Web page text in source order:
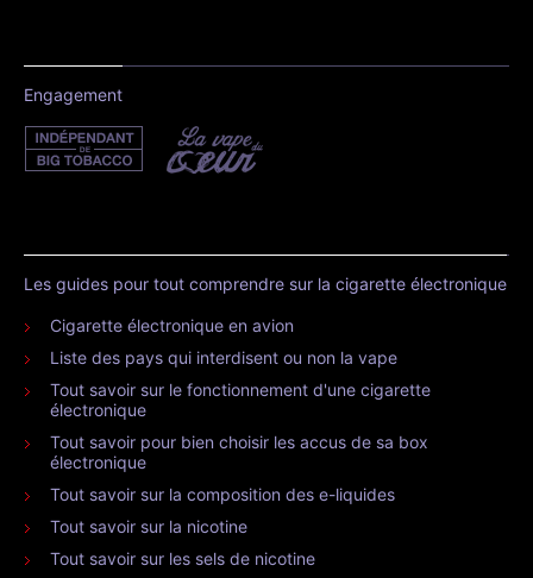
Engagement
Les guides pour tout comprendre sur la cigarette électronique
Cigarette électronique en avion
Liste des pays qui interdisent ou non la vape
Tout savoir sur le fonctionnement d'une cigarette
électronique
Tout savoir pour bien choisir les accus de sa box
électronique
Tout savoir sur la composition des e-liquides
Tout savoir sur la nicotine
Tout savoir sur les sels de nicotine